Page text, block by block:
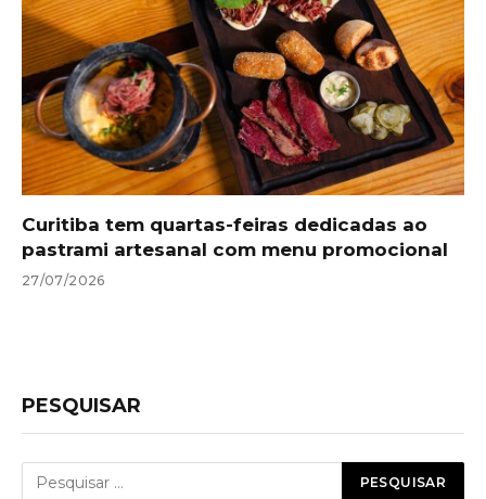
Curitiba tem quartas-feiras dedicadas ao
pastrami artesanal com menu promocional
27/07/2026
PESQUISAR